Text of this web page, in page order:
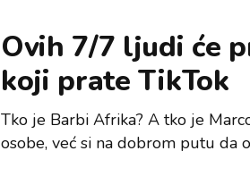
Ovih 7/7 ljudi će
koji prate TikTok
Tko je Barbi Afrika? A tko je
osobe, već si na dobrom putu da